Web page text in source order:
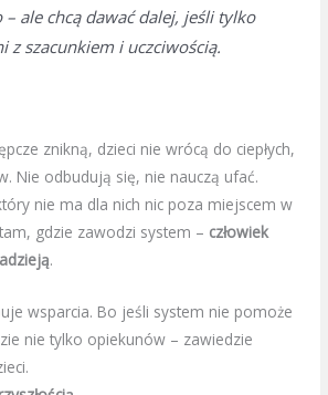
– ale chcą dawać dalej, jeśli tylko
z szacunkiem i uczciwością.
znikną, dzieci nie wrócą do ciepłych,
Nie odbudują się, nie nauczą ufać.
nie ma dla nich nic poza miejscem w
gdzie zawodzi system – człowiek
.
wsparcia. Bo jeśli system nie pomoże
nie tylko opiekunów – zawiedzie